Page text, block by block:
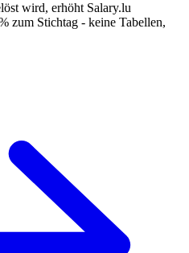
wird, erhöht Salary.lu
zum Stichtag - keine Tabellen,